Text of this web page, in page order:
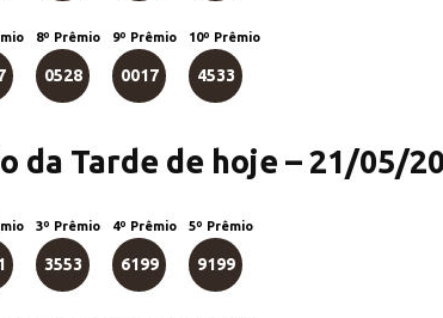
8º Prêmio
0528
9º Prêmio
0017
10º Prêmio
4533
da Tarde de hoje – 21/05/
3º Prêmio
3553
4º Prêmio
6199
5º Prêmio
9199